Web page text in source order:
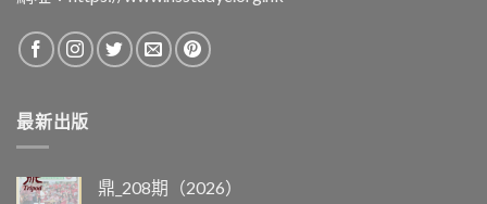
最新出版
鼎_208期（2026）